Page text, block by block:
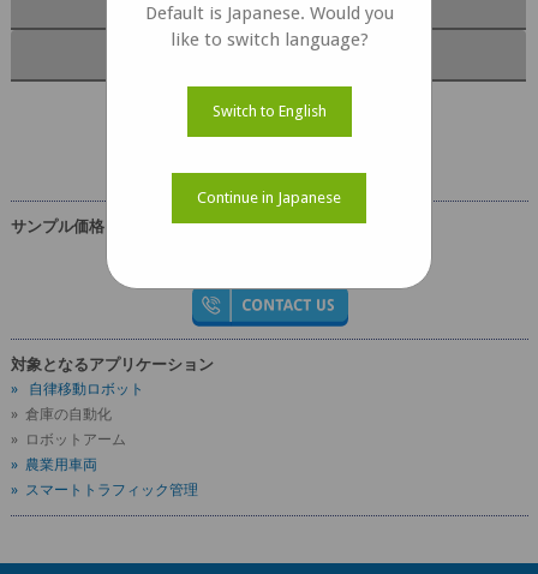
キットの内容
e-CAM25_CUNX ドキュメント
サンプル価格
対象となるアプリケーション
» 自律移動ロボット
» 倉庫の自動化
» ロボットアーム
» 農業用車両
» スマートトラフィック管理
Default is Japanese. Would you
like to switch language?
Switch to English
Continue in Japanese